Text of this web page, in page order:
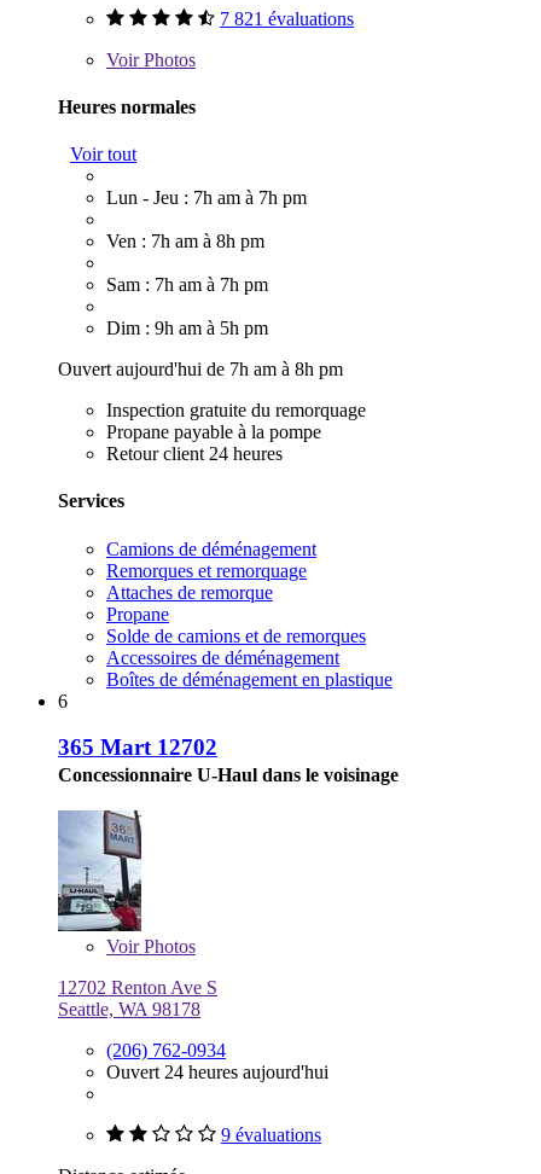
7 821 évaluations
VoirPhotos
Heures normales
Voir tout
Lun - Jeu : 7h am à 7h pm
Ven : 7h am à 8h pm
Sam : 7h am à 7h pm
Dim : 9h am à 5h pm
Ouvert aujourd'hui de 7h am à 8h pm
Inspection gratuite du remorquage
Propane payable à la pompe
Retour client 24 heures
Services
Camions de déménagement
Remorques et remorquage
Attaches de remorque
Propane
Solde de camions et de remorques
Accessoires de déménagement
Boîtes de déménagement en plastique
6
365 Mart 12702
Concessionnaire U-Haul dans le voisinage
VoirPhotos
12702 Renton Ave S
Seattle, WA 98178
(206) 762-0934
Ouvert 24 heures aujourd'hui
9 évaluations